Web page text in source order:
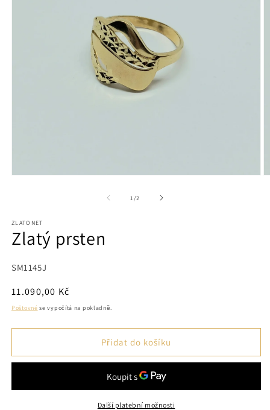
okně
1 /z2
ZLATONET
Zlatý prsten
SKU:
SM1145J
Běžná
cena
11.090,00 Kč
Poštovné se vypočítá na pokladně.
Přidat do košíku
Další platební možnosti